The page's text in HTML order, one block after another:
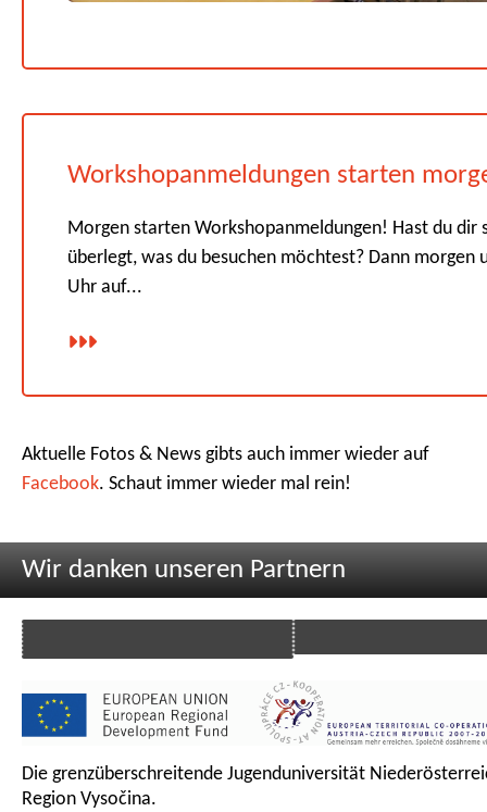
Workshopanmeldungen starten
Morgen starten Workshopanmeldungen! Hast du dir
überlegt, was du besuchen möchtest? Dann morgen
Uhr auf...
Aktuelle Fotos & News gibts auch immer wieder auf
Facebook. Schaut immer wieder mal rein!
Wir danken unseren Partnern
Die grenzüberschreitende Jugenduniversität
Region Vysočina.